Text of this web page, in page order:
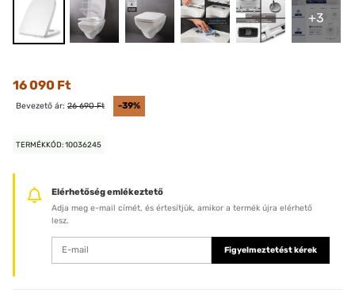
+3
16 090 Ft
Bevezető ár: 26 690 Ft -39%
TERMÉKKÓD: 10036245
Elérhetőség emlékeztető
Adja meg e-mail címét, és értesítjük, amikor a termék újra elérhető
lesz.
Figyelmeztetést kérek